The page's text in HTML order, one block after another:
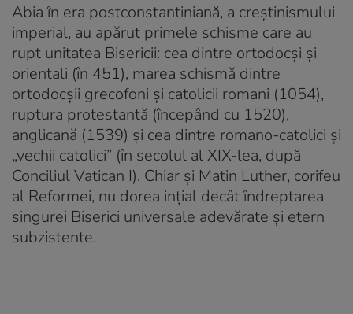
Abia în era postconstantiniană, a creștinismului
imperial, au apărut primele schisme care au
rupt unitatea Bisericii: cea dintre ortodocși și
orientali (în 451), marea schismă dintre
ortodocșii grecofoni și catolicii romani (1054),
ruptura protestantă (începând cu 1520),
anglicană (1539) și cea dintre romano-catolici și
„vechii catolici” (în secolul al XIX-lea, după
Conciliul Vatican I). Chiar și Matin Luther, corifeu
al Reformei, nu dorea ințial decât îndreptarea
singurei Biserici universale adevărate și etern
subzistente.